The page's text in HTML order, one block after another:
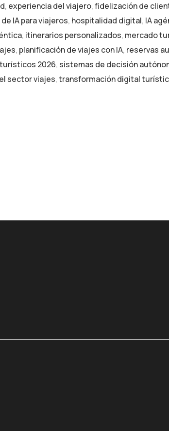
, experiencia del viajero,fidelización de
IA para viajeros, hospitalidad digital, IA
, itinerarios personalizados, mercado
, planificación de viajes con IA, reservas
2026, sistemas de decisión
sector viajes,transformación digital